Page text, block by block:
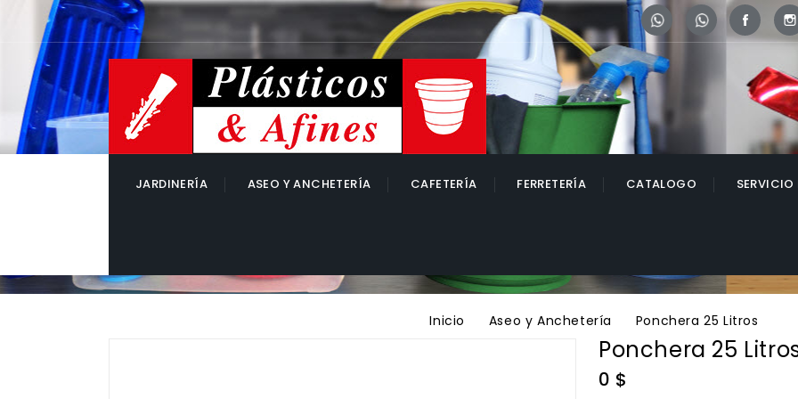
WhatsappWhatsapp
JARDINERÍA ASEO Y ANCHETERÍA CAFETERÍA FERRETERÍA CATALOGO
Inicio Aseo y Anchetería Ponchera 25 Litros
Ponchera 25
0 $